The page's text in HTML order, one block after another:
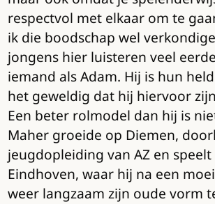
respectvol met elkaar om te
ik die boodschap wel
jongens hier luisteren veel
iemand als Adam. Hij is hun
het geweldig dat hij hiervoor
Een beter rolmodel dan hij is
Maher groeide op Diemen,
jeugdopleiding van AZ en speelt
Eindhoven, waar hij na een
weer langzaam zijn oude vorm